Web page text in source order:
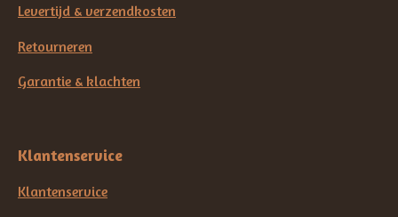
Levertijd & verzendkosten
Retourneren
Garantie & klachten
Klantenservice
Klantenservice